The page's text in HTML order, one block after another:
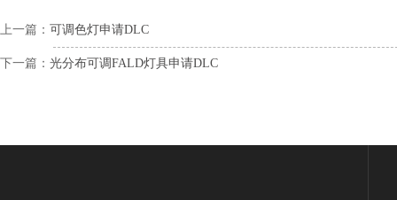
上一篇： 可调色灯申请DLC
下一篇： 光分布可调FALD灯具申请DLC